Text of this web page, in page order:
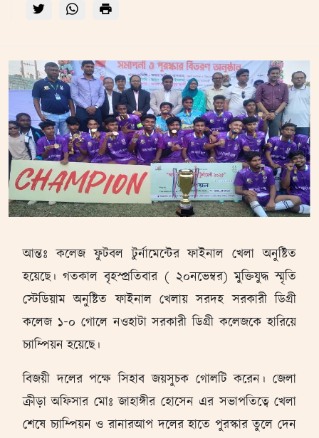
আন্তঃ কলেজ ফুটবল টুর্নামেন্টের ফাইনাল খেলা অনুষ্টিত
হয়েছে। গতকাল বৃহস্প্রতিবার ( ২০নভেম্বর) মুক্তিযুদ্ধ স্মৃতি
স্টেডিয়াম অনুষ্টিত ফাইনাল খেলায় সরদহ সরকারী ডিগ্রী
কলেজ ১-০ গোলে নওহাটা সরকারী ডিগ্রী কলেজকে হারিয়ে
চ্যাম্পিয়ন হয়েছে।
বিজয়ী দলের পক্ষে সিহাব জয়সুচক গোলটি করেন। জেলা
ক্রীড়া অফিসার মোঃ জাহাঙ্গীর হোসেন এর সভাপতিত্বে খেলা
শেষে চ্যাম্পিয়ন ও রানারআপ দলের হাতে পুরস্কার তুলে দেন